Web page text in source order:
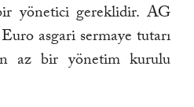
yönetici gereklidir. AG
asgari sermaye tutarı
az bir yönetim kurulu